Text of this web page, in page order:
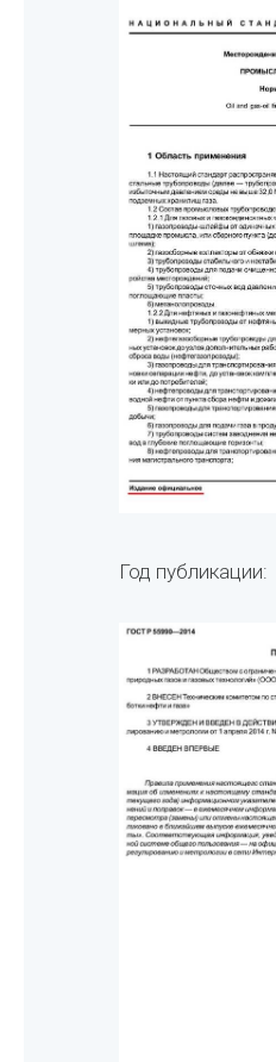
Год публикации: